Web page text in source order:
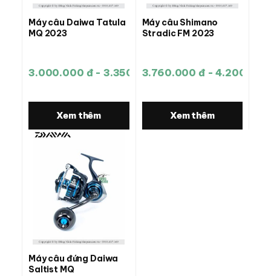
Máy câu Daiwa Tatula
MQ 2023
3.000.000 đ - 3.350.000 đ
Xem thêm
Máy câu Shimano
Stradic FM 2023
3.760.000 đ -
Xem thêm
Máy câu đứng Daiwa
Saltist MQ